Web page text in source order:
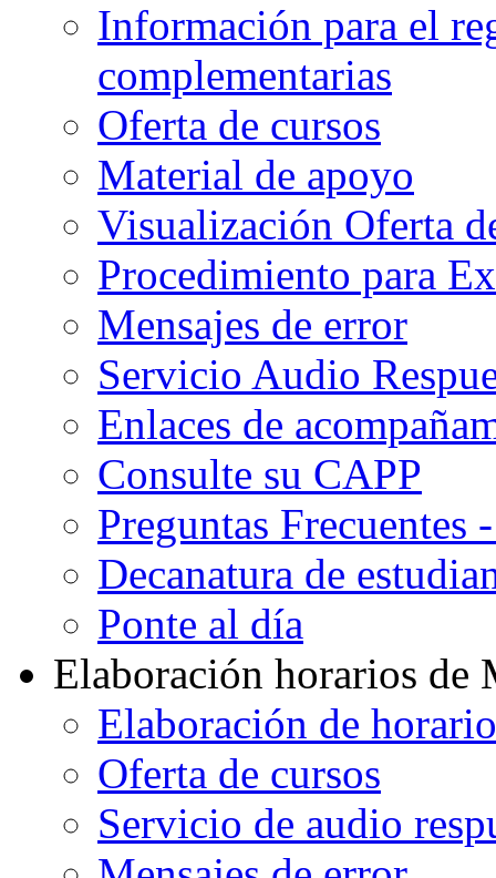
Información para el
complementarias
Oferta de cursos
Material de apoyo
Visualización Oferta
Procedimiento para
Mensajes de error
Servicio Audio
Enlaces de
Consulte su CAPP
Preguntas Frecuentes
Decanatura de
Ponte al día
Elaboración horarios de
Elaboración de
Oferta de cursos
Servicio de audio